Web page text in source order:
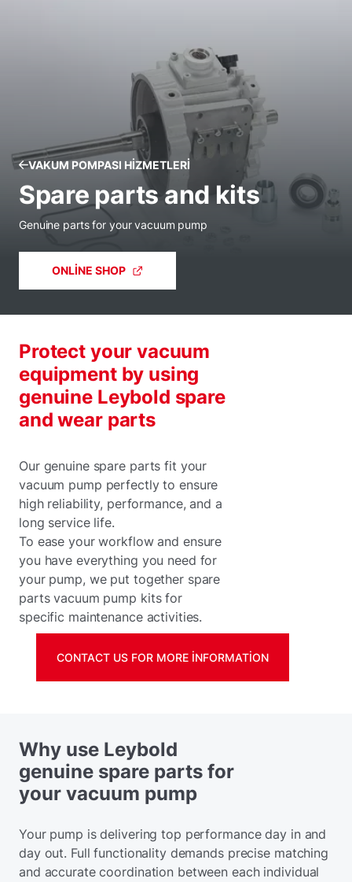
VAKUM POMPASI HIZMETLERI
Spare parts and kits
Genuine parts for your vacuum pump
ONLINE SHOP
Protect your vacuum
equipment by using
genuine Leybold spare
and wear parts
Our genuine spare parts fit your
vacuum pump perfectly to ensure
high reliability, performance, and a
long service life.
To ease your workflow and ensure
you have everything you need for
your pump, we put together spare
parts vacuum pump kits for
specific maintenance activities.
CONTACT US FOR MORE INFORMATION
Why use Leybold
genuine spare parts for
your vacuum pump
Your pump is delivering top performance day in and
day out. Full functionality demands precise matching
and accurate coordination between each individual